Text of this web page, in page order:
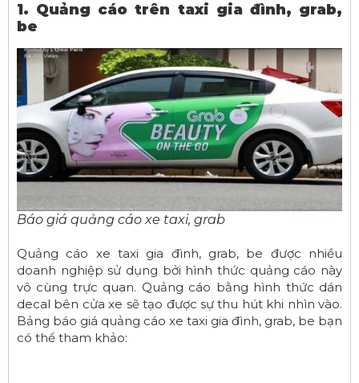
1. Quảng cáo trên taxi gia đình, grab,
be
Báo giá quảng cáo xe taxi, grab
Quảng cáo xe taxi gia đình, grab, be được nhiều
doanh nghiệp sử dụng bởi hình thức quảng cáo này
vô cùng trực quan. Quảng cáo bằng hình thức dán
decal bên cửa xe sẽ tạo được sự thu hút khi nhìn vào.
Bảng báo giá quảng cáo xe taxi gia đình, grab, be bạn
có thể tham khảo: